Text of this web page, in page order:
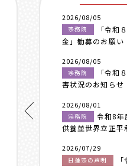
2026/08/05
宗務院
「令和
金」勧募のお願い
2026/08/05
宗務院
「令和
害状況のお知らせ
2026/08/01
宗務院
令和8年
供養並世界立正平
2026/07/29
日蓮宗の声明